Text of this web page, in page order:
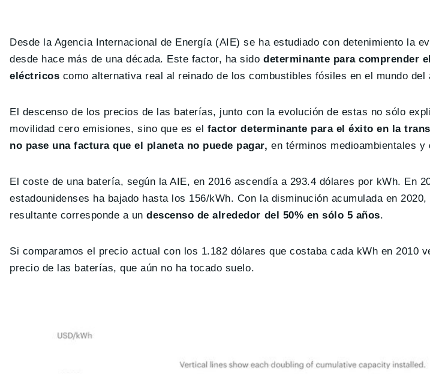
Desde la Agencia Internacional de Energía (AIE) se ha estudiado con detenimiento la
desde hace más de una década. Este factor, ha sidodeterminante para comprender
eléctricos como alternativa real al reinado de los combustibles fósiles en el mundo del
El descenso de los precios de las baterías, junto con la evolución de estas no sólo
movilidad cero emisiones, sino que es el factor determinante para el éxito en la
no pase una factura que el planeta no puede pagar, en términos medioambientales y
El coste de una batería, según la AIE, en 2016 ascendía a 293.4 dólares por kWh. En
estadounidenses ha bajado hasta los 156/kWh. Con la disminución acumulada en
resultante corresponde a undescenso de alrededor del 50% en sólo 5 años.
Si comparamos el precio actual con los 1.182 dólares que costaba cada kWh en 2010
precio de las baterías, que aún no ha tocado suelo.